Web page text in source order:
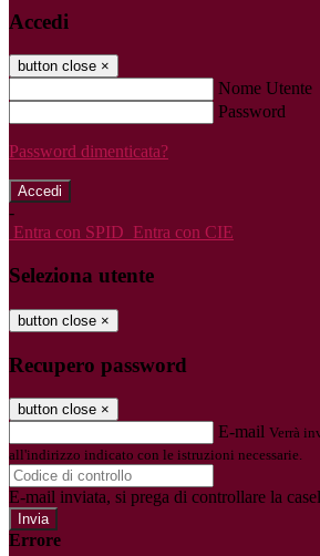
Accedi
button close ×
Nome Utente
Password
Password dimenticata?
-
Entra con SPID Entra con CIE
Seleziona utente
button close ×
Recupero password
button close ×
E-mail Verrà
all'indirizzo indicato con le istruzioni necessarie.
E-mail inviata, si prega di controllare la
Errore